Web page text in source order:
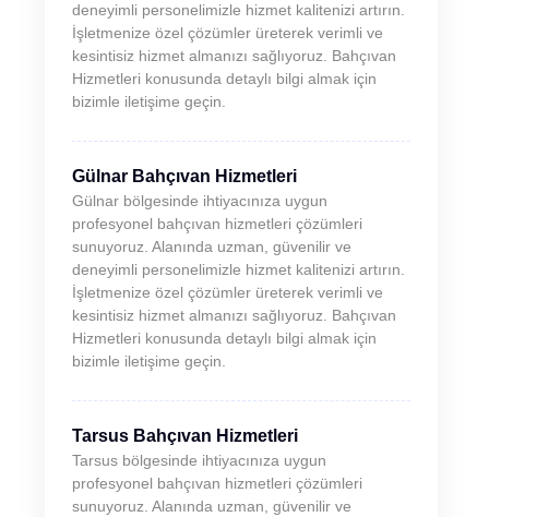
deneyimli personelimizle hizmet kalitenizi artırın.
İşletmenize özel çözümler üreterek verimli ve
kesintisiz hizmet almanızı sağlıyoruz. Bahçıvan
Hizmetleri konusunda detaylı bilgi almak için
bizimle iletişime geçin.
Gülnar Bahçıvan Hizmetleri
Gülnar bölgesinde ihtiyacınıza uygun
profesyonel bahçıvan hizmetleri çözümleri
sunuyoruz. Alanında uzman, güvenilir ve
deneyimli personelimizle hizmet kalitenizi artırın.
İşletmenize özel çözümler üreterek verimli ve
kesintisiz hizmet almanızı sağlıyoruz. Bahçıvan
Hizmetleri konusunda detaylı bilgi almak için
bizimle iletişime geçin.
Tarsus Bahçıvan Hizmetleri
Tarsus bölgesinde ihtiyacınıza uygun
profesyonel bahçıvan hizmetleri çözümleri
sunuyoruz. Alanında uzman, güvenilir ve